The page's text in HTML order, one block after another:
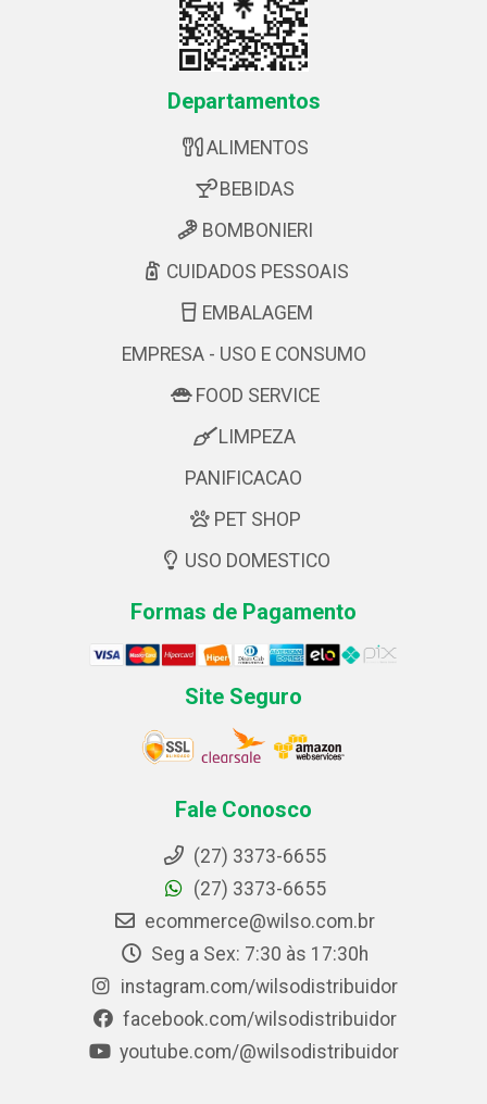
Departamentos
ALIMENTOS
BEBIDAS
BOMBONIERI
CUIDADOS PESSOAIS
EMBALAGEM
EMPRESA - USO E CONSUMO
FOOD SERVICE
LIMPEZA
PANIFICACAO
PET SHOP
USO DOMESTICO
Formas de Pagamento
Site Seguro
Fale Conosco
(27) 3373-6655
(27) 3373-6655
ecommerce@wilso.com.br
Seg a Sex: 7:30 às 17:30h
instagram.com/wilsodistribuidor
facebook.com/wilsodistribuidor
youtube.com/@wilsodistribuidor